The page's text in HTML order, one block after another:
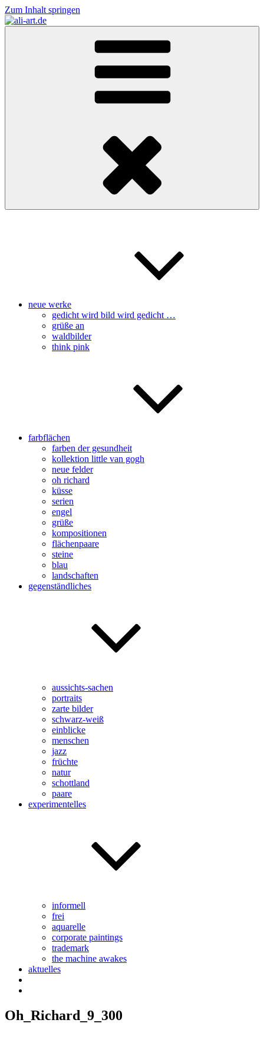
Zum Inhalt springen
neue werke
gedicht wird bild wird gedicht …
grüße an
waldbilder
think pink
farbflächen
farben der gesundheit
kollektion little van gogh
neue felder
oh richard
küsse
serien
engel
grüße
kompositionen
flächenpaare
steine
blau
landschaften
gegenständliches
aussichts-sachen
portraits
zarte bilder
schwarz-weiß
einblicke
menschen
jazz
früchte
natur
schottland
paare
experimentelles
informell
frei
aquarelle
corporate paintings
trademark
the machine awakes
aktuelles
Oh_Richard_9_300